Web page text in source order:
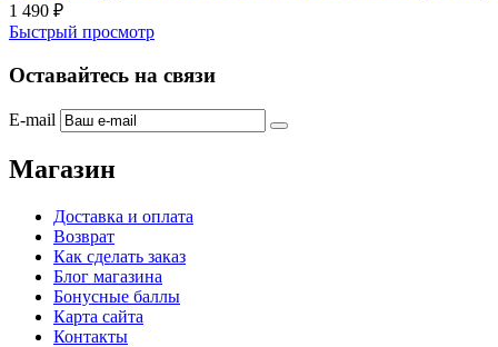
1 490 ₽
Быстрый просмотр
Оставайтесь на связи
E-mail
Магазин
Доставка и оплата
Возврат
Как сделать заказ
Блог магазина
Бонусные баллы
Карта сайта
Контакты